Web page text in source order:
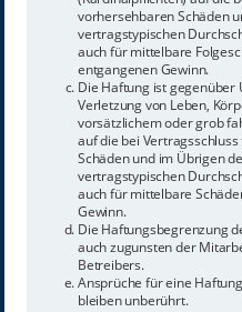
vorhersehbaren Schäden
vertragstypischen
auch für mittelbare
entgangenen Gewinn.
Die Haftung ist
Verletzung von Leben,
vorsätzlichem oder grob
auf die bei
Schäden und im Übrigen
vertragstypischen
auch für mittelbare
Gewinn.
Die Haftungsbegrenzung
auch zugunsten der
Betreibers.
Ansprüche für eine
bleiben unberührt.